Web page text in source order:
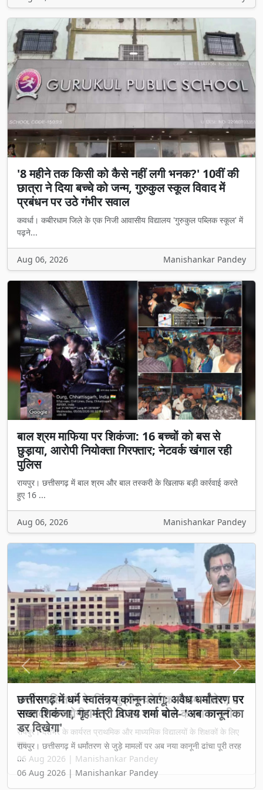
'8 महीने तक किसी को कैसे नहीं लगी भनक?' 10वीं की
छात्रा ने दिया बच्चे को जन्म, गुरुकुल स्कूल विवाद में
प्रबंधन पर उठे गंभीर सवाल
कवर्धा। कबीरधाम जिले के एक निजी आवासीय विद्यालय 'गुरुकुल पब्लिक स्कूल' में
पढ़ने...
Aug 06, 2026 Manishankar Pandey
बाल श्रम माफिया पर शिकंजा: 16 बच्चों को बस से
छुड़ाया, आरोपी नियोक्ता गिरफ्तार; नेटवर्क खंगाल रही
पुलिस
रायपुर। छत्तीसगढ़ में बाल श्रम और बाल तस्करी के खिलाफ बड़ी कार्रवाई करते
हुए 16 ...
Aug 06, 2026 Manishankar Pandey
छत्तीसगढ़ में धर्म स्वातंत्र्य कानून लागू: अवैध धर्मांतरण पर
सख्त शिकंजा, गृह मंत्री विजय शर्मा बोले- 'अब कानून का
डर दिखेगा'
रायपुर। छत्तीसगढ़ में धर्मांतरण से जुड़े मामलों पर अब नया कानूनी ढांचा पूरी तरह
...
06 Aug 2026 | Manishankar Pandey
Previous Next